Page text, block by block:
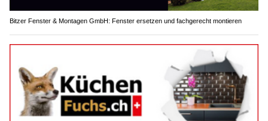
Bitzer Fenster & Montagen GmbH: Fenster ersetzen und fachgerecht montieren